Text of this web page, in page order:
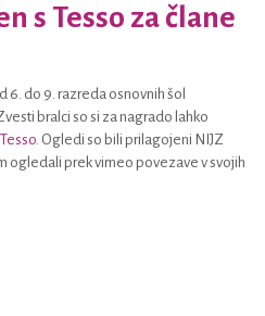
s Tesso za člane
6. do 9. razreda osnovnih šol
bralci so si za nagrado lahko
. Ogledi so bili prilagojeni NIJZ
ogledali prek vimeo povezave v svojih